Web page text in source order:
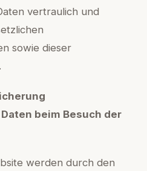
vertraulich und
sowie dieser
beim Besuch der
werden durch den